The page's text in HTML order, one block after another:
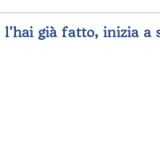
l'hai già fatto, inizia a